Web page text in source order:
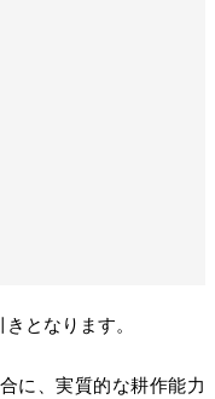
となります。
に、実質的な耕作能力